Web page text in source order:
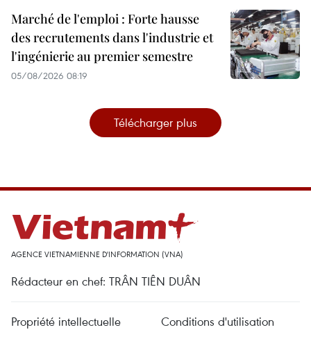
Marché de l'emploi : Forte hausse
des recrutements dans l'industrie et
l'ingénierie au premier semestre
05/08/2026 08:19
Télécharger plus
AGENCE VIETNAMIENNE D'INFORMATION (VNA)
Rédacteur en chef: TRÂN TIÊN DUÂN
Propriété intellectuelle
Conditions d'utilisation